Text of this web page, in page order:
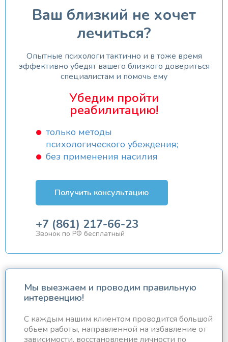
Ваш близкий не хочет
лечиться?
Опытные психологи тактично и в тоже время
эффективно убедят вашего близкого довериться
специалистам и помочь ему
Убедим пройти
реабилитацию!
только методы
психологического убеждения;
без применения насилия
Получить консультацию
+7 (861) 217-66-23
Звонок по РФ бесплатный
Мы выезжаем и проводим правильную
интервенцию!
С каждым нашим клиентом проводится большой
обьем работы, направленной на избавление от
зависимости, восстановление личности по